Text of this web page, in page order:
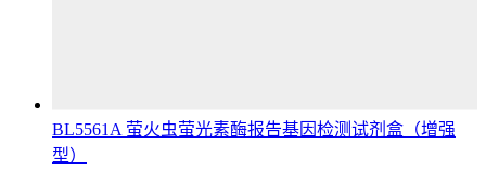
BL5561A 萤火虫萤光素酶报告基因检测试剂盒（增强
型）